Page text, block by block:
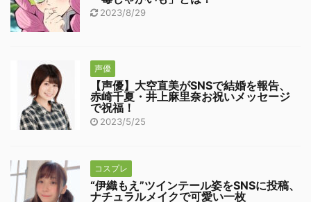
2023/8/29
声優
【声優】大空直美がSNSで結婚を報告、
赤崎千夏・井上麻里奈お祝いメッセージ
で祝福！
2023/5/25
コスプレ
“伊織もえ”ツインテール姿をSNSに投稿、
ナチュラルメイクで可愛い一枚